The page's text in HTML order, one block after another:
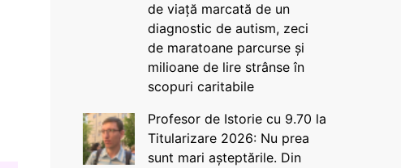
de viață marcată de un
diagnostic de autism, zeci
de maratoane parcurse și
milioane de lire strânse în
scopuri caritabile
Profesor de Istorie cu 9.70 la
Titularizare 2026: Nu prea
sunt mari așteptările. Din